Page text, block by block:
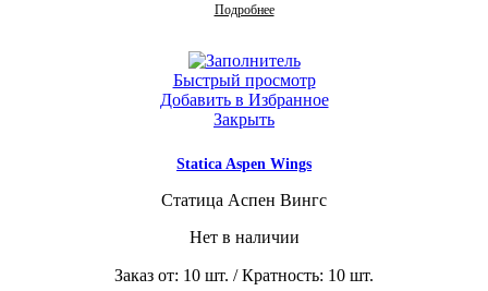
Подробнее
Быстрый просмотр
Добавить в Избранное
Закрыть
Statica Aspen Wings
Статица Аспен Вингс
Нет в наличии
Заказ от: 10 шт. / Кратность: 10 шт.